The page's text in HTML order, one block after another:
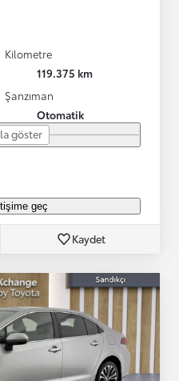
Kilometre
119.375 km
Şanzıman
Otomatik
göster
geç
Kaydet